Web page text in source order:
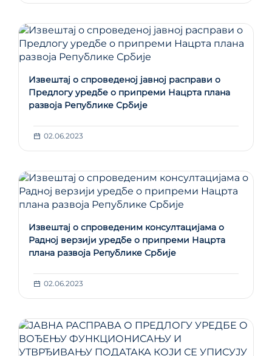
Извештај о спроведеној јавној расправи о
Предлогу уредбе о припреми Нацрта плана
развоја Републике Србије
02.06.2023
Извештај о спроведеним консултацијама о
Радној верзији уредбе о припреми Нацрта
плана развоја Републике Србије
02.06.2023